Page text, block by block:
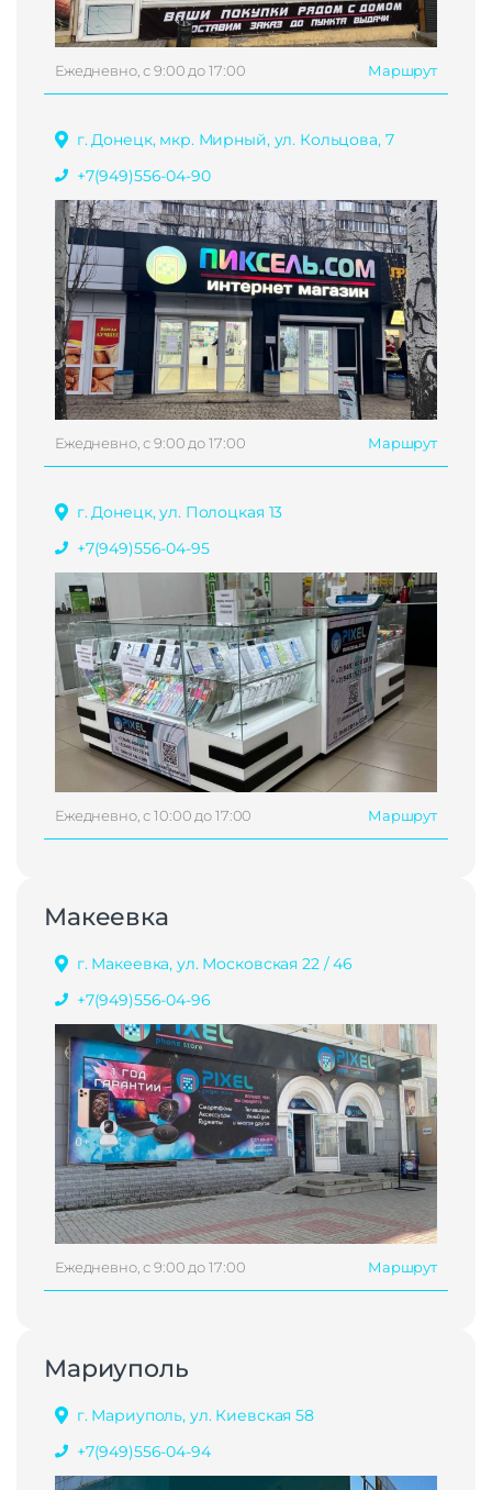
Ежедневно, с 9:00 до 17:00 Маршрут
г. Донецк, мкр. Мирный, ул. Кольцова, 7
+7(949)556-04-90
Ежедневно, с 9:00 до 17:00 Маршрут
г. Донецк, ул. Полоцкая 13
+7(949)556-04-95
Ежедневно, с 10:00 до 17:00 Маршрут
Макеевка
г. Макеевка, ул. Московская 22 / 46
+7(949)556-04-96
Ежедневно, с 9:00 до 17:00 Маршрут
Мариуполь
г. Мариуполь, ул. Киевская 58
+7(949)556-04-94